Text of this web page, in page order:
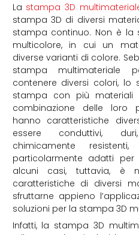
La stampa 3D
stampa 3D di diversi
stampa continuo. Non è
multicolore, in cui un
diverse varianti di colore.
stampa multimateriale
contenere diversi colori,
stampa con più
combinazione delle loro
hanno caratteristiche
essere conduttivi,
chimicamente
particolarmente adatti per
alcuni casi, tuttavia, è
caratteristiche di diversi
sfruttarne appieno
soluzioni per la stampa 3D
Infatti, la stampa 3D